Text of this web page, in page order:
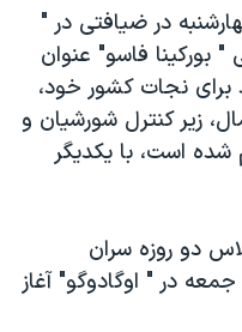
در ضيافتی در "
" بورکينا فاسو" عنوان
نجات کشور خود،
زير کنترل شورشيان و
است، با يکديگر
دو روزه سران
در " اوگادوگو" آغاز